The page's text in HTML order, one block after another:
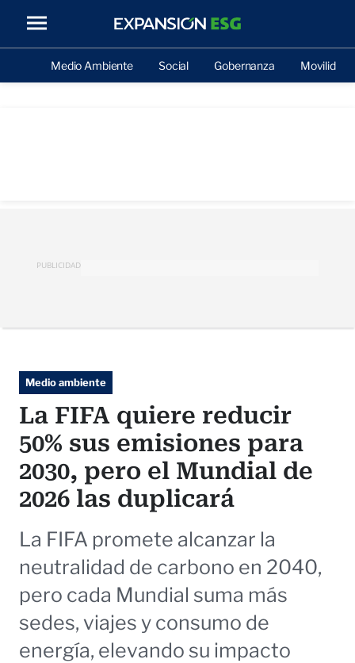
Medio Ambiente Social Gobernanza Movilidad
PUBLICIDAD
Medio ambiente
La FIFA quiere reducir
50% sus emisiones para
2030, pero el Mundial de
2026 las duplicará
La FIFA promete alcanzar la
neutralidad de carbono en 2040,
pero cada Mundial suma más
sedes, viajes y consumo de
energía, elevando su impacto